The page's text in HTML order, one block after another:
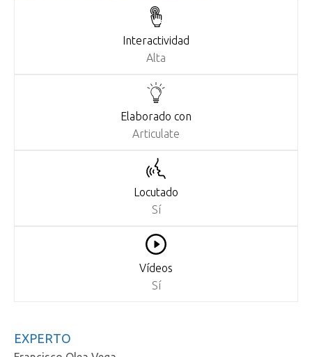
Interactividad
Alta
Elaborado con
Articulate
Locutado
Sí
Vídeos
Sí
EXPERTO